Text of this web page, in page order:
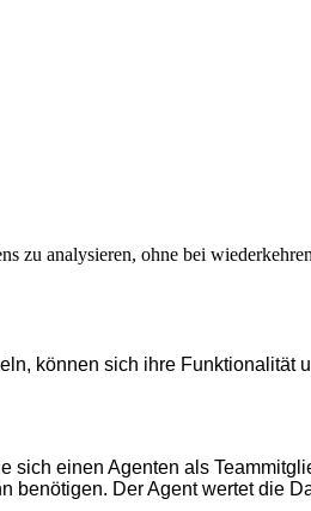
analysieren, ohne bei
können sich ihre Funktionalität
einen Agenten als
Der Agent wertet die